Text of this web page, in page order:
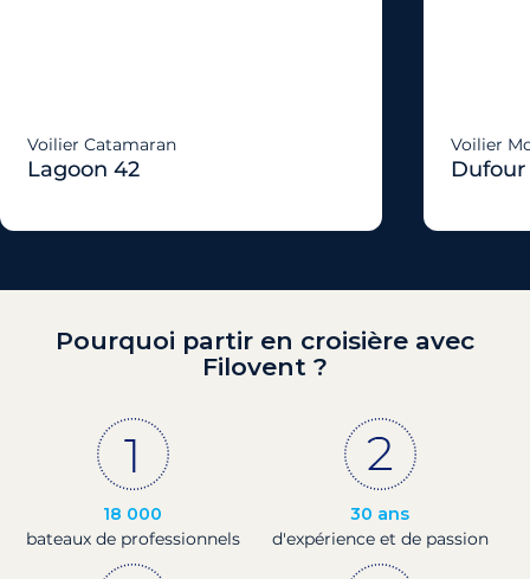
Voilier Catamaran
Lagoon 42
Voilier
Dufour
Pourquoi partir en croisière avec
Filovent ?
18 000
bateaux de professionnels
30 ans
d'expérience et de passion